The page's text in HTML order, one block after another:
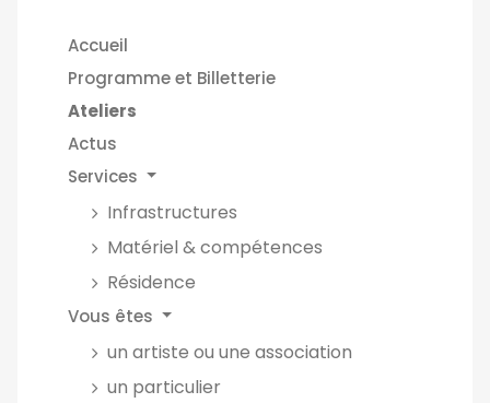
Accueil
Programme et Billetterie
Ateliers
Actus
Services
Infrastructures
Matériel & compétences
Résidence
Vous êtes
un artiste ou une association
un particulier